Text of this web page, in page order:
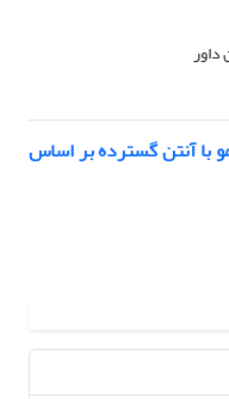
داور
با آنتن گسترده بر اساس